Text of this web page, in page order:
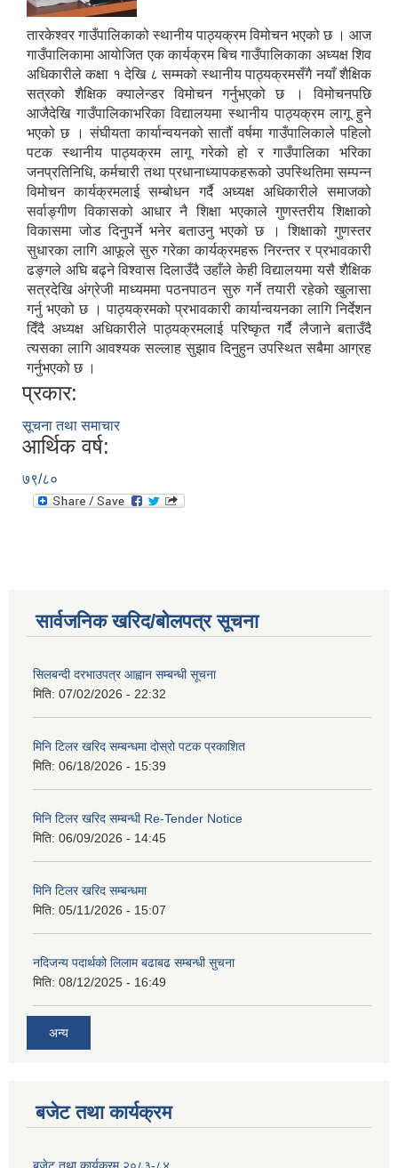
तारकेश्वर गाउँपालिकाको स्थानीय पाठ्यक्रम विमोचन भएको छ । आज
गाउँपालिकामा आयोजित एक कार्यक्रम बिच गाउँपालिकाका अध्यक्ष शिव
अधिकारीले कक्षा १ देखि ८ सम्मको स्थानीय पाठ्यक्रमसँगै नयाँ शैक्षिक
सत्रको शैक्षिक क्यालेन्डर विमोचन गर्नुभएको छ । विमोचनपछि
आजैदेखि गाउँपालिकाभरिका विद्यालयमा स्थानीय पाठ्यक्रम लागू हुने
भएको छ । संघीयता कार्यान्वयनको सातौं वर्षमा गाउँपालिकाले पहिलो
पटक स्थानीय पाठ्यक्रम लागू गरेको हो र गाउँपालिका भरिका
जनप्रतिनिधि, कर्मचारी तथा प्रधानाध्यापकहरूको उपस्थितिमा सम्पन्न
विमोचन कार्यक्रमलाई सम्बोधन गर्दै अध्यक्ष अधिकारीले समाजको
सर्वाङ्गीण विकासको आधार नै शिक्षा भएकाले गुणस्तरीय शिक्षाको
विकासमा जोड दिनुपर्ने भनेर बताउनु भएको छ । शिक्षाको गुणस्तर
सुधारका लागि आफूले सुरु गरेका कार्यक्रमहरू निरन्तर र प्रभावकारी
ढङ्गले अघि बढ्ने विश्वास दिलाउँदै उहाँले केही विद्यालयमा यसै शैक्षिक
सत्रदेखि अंग्रेजी माध्यममा पठनपाठन सुरु गर्ने तयारी रहेको खुलासा
गर्नु भएको छ । पाठ्यक्रमको प्रभावकारी कार्यान्वयनका लागि निर्देशन
दिँदै अध्यक्ष अधिकारीले पाठ्यक्रमलाई परिष्कृत गर्दै लैजाने बताउँदै
त्यसका लागि आवश्यक सल्लाह सुझाव दिनुहुन उपस्थित सबैमा आग्रह
गर्नुभएको छ ।
प्रकार:
सूचना तथा समाचार
आर्थिक वर्ष:
७९/८०
सार्वजनिक खरिद/बोलपत्र सूचना
सिलबन्दी दरभाउपत्र आह्वान सम्बन्धी सूचना
मिति: 07/02/2026 - 22:32
मिनि टिलर खरिद सम्बन्धमा दोस्रो पटक प्रकाशित
मिति: 06/18/2026 - 15:39
मिनि टिलर खरिद सम्बन्धी Re-Tender Notice
मिति: 06/09/2026 - 14:45
मिनि टिलर खरिद सम्बन्धमा
मिति: 05/11/2026 - 15:07
नदिजन्य पदार्थको लिलाम बढाबढ सम्बन्धी सुचना
मिति: 08/12/2025 - 16:49
अन्य
बजेट तथा कार्यक्रम
बजेट तथा कार्यक्रम २०८३-८४